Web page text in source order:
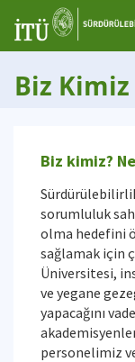
Biz Kimiz
Biz kimiz?
sorumluluk
olma hedefini
sağlamak için
Üniversitesi,
ve yegane
yapacağını
personelimiz